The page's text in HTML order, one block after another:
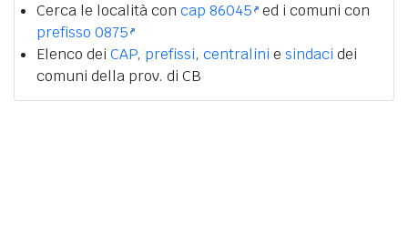
Cerca le località con cap 86045 ed i comuni con
prefisso 0875
Elenco dei CAP, prefissi, centralini e sindaci dei
comuni della prov. di CB